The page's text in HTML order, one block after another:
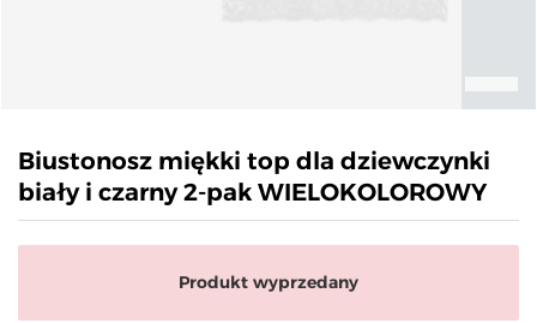
Biustonosz miękki top dla dziewczynki
biały i czarny 2-pak WIELOKOLOROWY
Produkt wyprzedany